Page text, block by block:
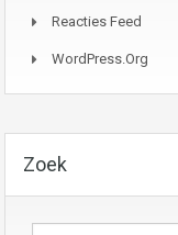
Reacties Feed
WordPress.org
Zoek